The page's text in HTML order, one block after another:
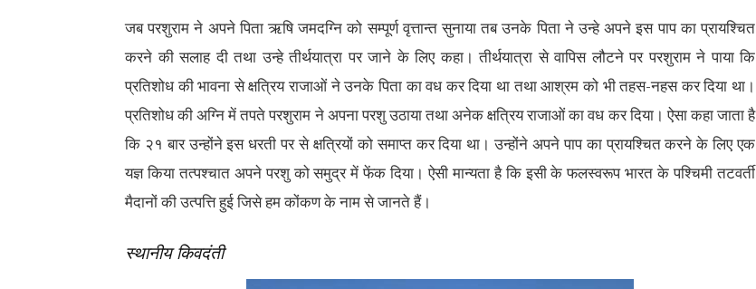
जब परशुराम ने अपने पिता ऋषि जमदग्नि को सम्पूर्ण वृत्तान्त सुनाया तब उनके पिता ने उन्हे अपने इस पाप का प्रायश्चित
करने की सलाह दी तथा उन्हे तीर्थयात्रा पर जाने के लिए कहा। तीर्थयात्रा से वापिस लौटने पर परशुराम ने पाया कि
प्रतिशोध की भावना से क्षत्रिय राजाओं ने उनके पिता का वध कर दिया था तथा आश्रम को भी तहस-नहस कर दिया था।
प्रतिशोध की अग्नि में तपते परशुराम ने अपना परशु उठाया तथा अनेक क्षत्रिय राजाओं का वध कर दिया। ऐसा कहा जाता है
कि २१ बार उन्होंने इस धरती पर से क्षत्रियों को समाप्त कर दिया था। उन्होंने अपने पाप का प्रायश्चित करने के लिए एक
यज्ञ किया तत्पश्चात अपने परशु को समुद्र में फेंक दिया। ऐसी मान्यता है कि इसी के फलस्वरूप भारत के पश्चिमी तटवर्ती
मैदानों की उत्पत्ति हुई जिसे हम कोंकण के नाम से जानते हैं।
स्थानीय किवदंती